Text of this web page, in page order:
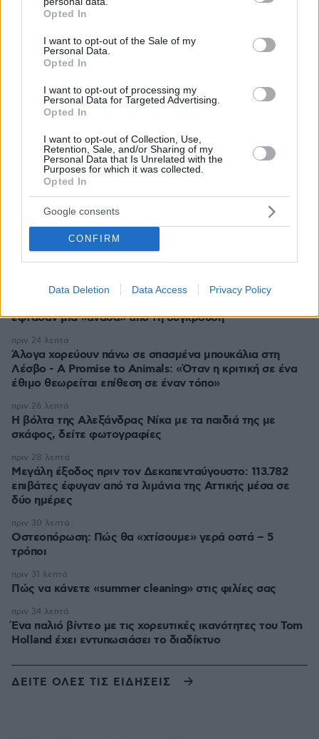
grant or deny consent to Google and its third-party tags to
use your data for below specified purposes in below Google
consent section.
Opted In
I want to opt-out of the Sale of my
Personal Data.
Opted In
I want to opt-out of processing my
Personal Data for Targeted Advertising.
Opted In
I want to opt-out of Collection, Use,
Retention, Sale, and/or Sharing of my
Personal Data that Is Unrelated with the
Purposes for which it was collected.
Opted In
Google consents
CONFIRM
Data Deletion Data Access Privacy Policy
ΡΟΗ ΕΙΔΗΣΕΩΝ
Ειδήσεις Δημοφιλή Σχολιασμένα
ΤΑΣΟΣ ΚΑΡΑΜΗΤΣΟΣ
Η νέα σεζόν του φθινοπώρου, εκλογές «πρέπει» και
«δεν πρέπει»
πριν 2 λεπτά
ΑΑΔΕ: Αιφνιδιαστικοί έλεγχοι χωρίς τοπικές…
γνωριμίες
πριν 7 λεπτά
Οι συνδυασμοί συστατικών που κάνουν θαύματα στην
περιποίηση της επιδερμίδας
έφτασαν μια «ανάσα» από τη σύγκρουση
πριν 21 λεπτά
Άλογα χορεύουν πάνω σε σπασμένα μπουκάλια στη
Λέσβο - A Promise to Animals: «Όταν η κριτική σε ένα
έθιμο θεωρείται επίθεση σε έναν τόπο»
πριν 24 λεπτά
Η βόλτα της Αλεξάνδρας Νίκα με τα παιδιά της με
σκάφος, δείτε φωτογραφίες
πριν 26 λεπτά
Μεγάλη έξοδος πριν τον Δεκαπενταύγουστο: 113.782
επιβάτες έφυγαν από τα λιμάνια της Αττικής μέσα σε
δύο ημέρες
πριν 28 λεπτά
Οστεοπόρωση: Πώς θα «χτίσουμε» γερά οστά – 5
τρόποι
πριν 30 λεπτά
Πώς να κάνετε «summer cleaning» στις φιλίες σας
πριν 31 λεπτά
Ένα παλιό βίντεο με τις χορευτικές ικανότητες του Tom
Holland έχει εντυπωσιάσει το διαδίκτυο
πριν 34 λεπτά
ΔΕΙΤΕ ΟΛΕΣ ΤΙΣ ΕΙΔΗΣΕΙΣ